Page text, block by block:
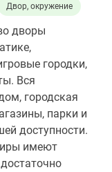
Двор, окружение
дворы
городки,
Вся
городская
парки и
доступности.
имеют